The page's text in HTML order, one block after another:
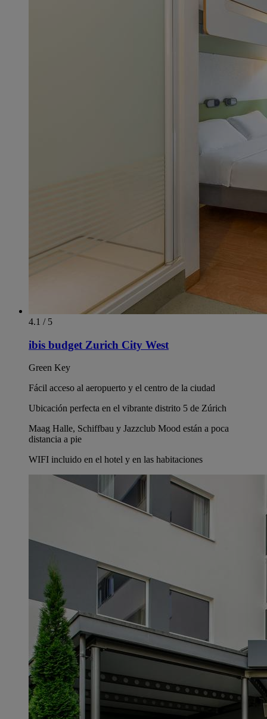
4.1 / 5
ibis budget Zurich City West
Green Key
Fácil acceso al aeropuerto y el centro de la ciudad
Ubicación perfecta en el vibrante distrito 5 de Zúrich
Maag Halle, Schiffbau y Jazzclub Mood están a poca
distancia a pie
WIFI incluido en el hotel y en las habitaciones